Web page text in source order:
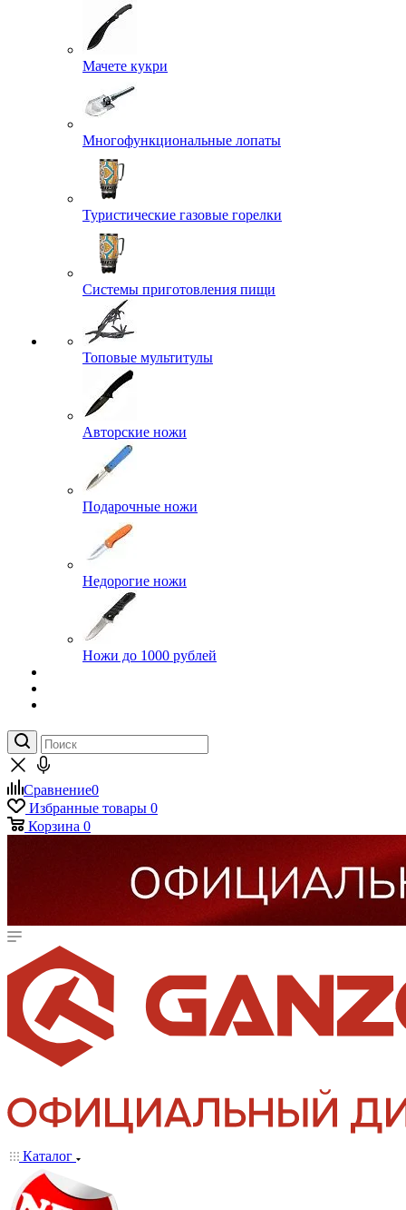
Мачете кукри
Многофункциональные лопаты
Туристические газовые горелки
Системы приготовления пищи
Топовые мультитулы
Авторские ножи
Подарочные ножи
Недорогие ножи
Ножи до 1000 рублей
Сравнение0
Избранные товары 0
Корзина 0
Каталог